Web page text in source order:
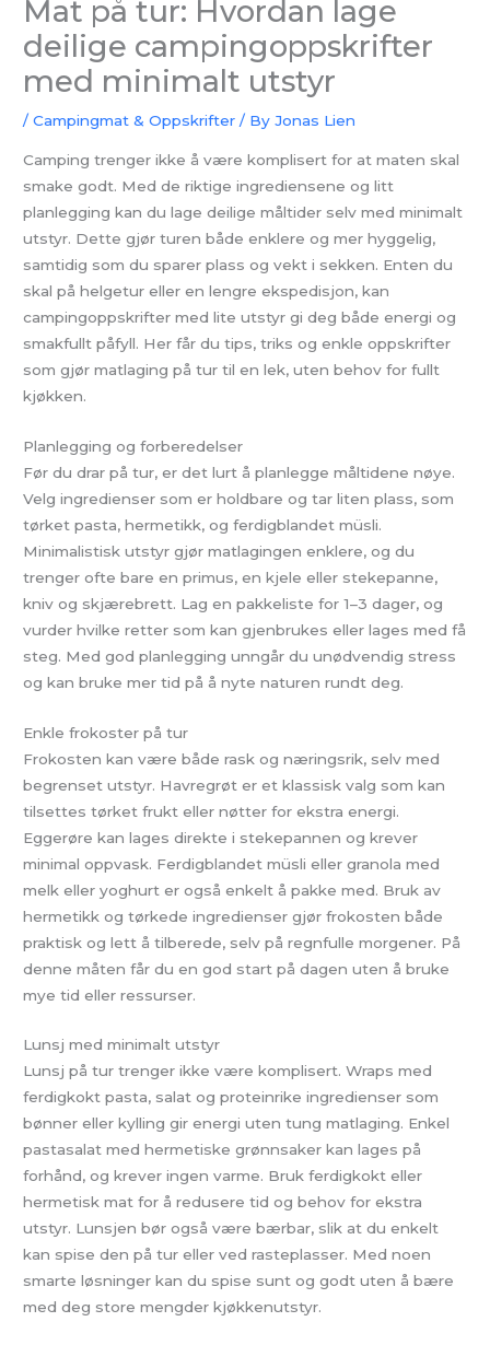
Mat på tur: Hvordan lage
deilige campingoppskrifter
med minimalt utstyr
/Campingmat & Oppskrifter / ByJonas Lien
Camping trenger ikke å være komplisert for at maten skal
smake godt. Med de riktige ingrediensene og litt
planlegging kan du lage deilige måltider selv med minimalt
utstyr. Dette gjør turen både enklere og mer hyggelig,
samtidig som du sparer plass og vekt i sekken. Enten du
skal på helgetur eller en lengre ekspedisjon, kan
campingoppskrifter med lite utstyr gi deg både energi og
smakfullt påfyll. Her får du tips, triks og enkle oppskrifter
som gjør matlaging på tur til en lek, uten behov for fullt
kjøkken.
Planlegging og forberedelser
Før du drar på tur, er det lurt å planlegge måltidene nøye.
Velg ingredienser som er holdbare og tar liten plass, som
tørket pasta, hermetikk, og ferdigblandet müsli.
Minimalistisk utstyr gjør matlagingen enklere, og du
trenger ofte bare en primus, en kjele eller stekepanne,
kniv og skjærebrett. Lag en pakkeliste for 1–3 dager, og
vurder hvilke retter som kan gjenbrukes eller lages med få
steg. Med god planlegging unngår du unødvendig stress
og kan bruke mer tid på å nyte naturen rundt deg.
Enkle frokoster på tur
Frokosten kan være både rask og næringsrik, selv med
begrenset utstyr. Havregrøt er et klassisk valg som kan
tilsettes tørket frukt eller nøtter for ekstra energi.
Eggerøre kan lages direkte i stekepannen og krever
minimal oppvask. Ferdigblandet müsli eller granola med
melk eller yoghurt er også enkelt å pakke med. Bruk av
hermetikk og tørkede ingredienser gjør frokosten både
praktisk og lett å tilberede, selv på regnfulle morgener. På
denne måten får du en god start på dagen uten å bruke
mye tid eller ressurser.
Lunsj med minimalt utstyr
Lunsj på tur trenger ikke være komplisert. Wraps med
ferdigkokt pasta, salat og proteinrike ingredienser som
bønner eller kylling gir energi uten tung matlaging. Enkel
pastasalat med hermetiske grønnsaker kan lages på
forhånd, og krever ingen varme. Bruk ferdigkokt eller
hermetisk mat for å redusere tid og behov for ekstra
utstyr. Lunsjen bør også være bærbar, slik at du enkelt
kan spise den på tur eller ved rasteplasser. Med noen
smarte løsninger kan du spise sunt og godt uten å bære
med deg store mengder kjøkkenutstyr.